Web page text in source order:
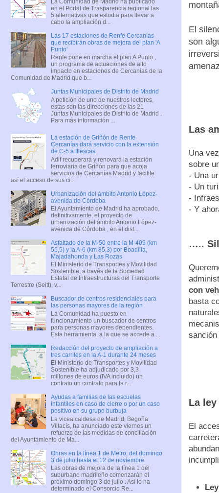
El
son
Las
Una
sobre
- Una
- Un
-
- Y
…..
con
basta
La ley
El
en el Portal de Trasparencia regional las
5 alternativas que estudia para llevar a
cabo la ampliación d...
Las 17 estaciones de Renfe Cercanías
que recibirán obras de mejora del plan 'A
Punto'
Renfe pone en marcha el plan A Punto ,
un programa de actuaciones de alto
impacto en estaciones de Cercanías de la
Comunidad de Madrid que b...
Juntas Municipales de Distrito de Madrid
A petición de uno de nuestros lectores,
estas son las direcciones de las 21
Juntas Municipales de Distrito de Madrid .
Para más información ...
La estación de Griñón de Renfe
Cercanías dará servicio con la extensión
de C-5 a Illescas
Adif recuperará y renovará la estación
ferroviaria de Griñón para que acoja
servicios de Cercanías Madrid y facilite
así el acceso de sus ci...
Urbanización del ámbito Antonio López-
avenida de Córdoba
El Ayuntamiento de Madrid ha aprobado,
definitivamente, el proyecto de
urbanización del ámbito Antonio López-
avenida de Córdoba , en el dist...
Asfaltado de la M-50 entre la M-409 (km
55,5) y la A-6 (km 85,3) por Boadilla,
Majadahonda y Las Rozas
El Ministerio de Transportes y Movilidad
Sostenible, a través de la Sociedad
Estatal de Infraestructuras del Transporte
Terrestre (Seitt), v...
Buscador de centros residenciales para
las personas mayores de la región
La Comunidad ha puesto en
funcionamiento un buscador de centros
para personas mayores dependientes.
Esta herramienta, a la que se accede a ...
Redacción del proyecto de ampliación a
tres carriles en la A-1 durante 24 meses
El Ministerio de Transportes y Movilidad
Sostenible ha adjudicado por 3,3
millones de euros (IVA incluido) un
contrato un contrato para la r...
Ayudas a familias de las escuelas
infantiles en caso de cierre o por un caso
positivo en su grupo burbuja
La vicealcaldesa de Madrid, Begoña
Villacís, ha anunciado este viernes un
refuerzo de las medidas de conciliación
del Ayuntamiento de Ma...
Obras en la línea 1 de Metro: del domingo
3 de julio hasta el 12 de noviembre
Las obras de mejora de la línea 1 del
suburbano madrileño comenzarán el
próximo domingo 3 de julio . Así lo ha
determinado el Consorcio Re...